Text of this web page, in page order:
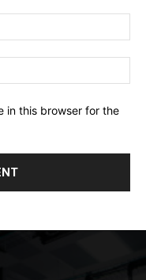
in this browser for the